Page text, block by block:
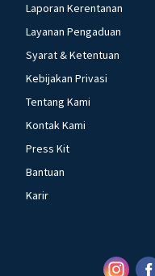
Laporan Kerentanan
Layanan Pengaduan
Syarat & Ketentuan
Kebijakan Privasi
Tentang Kami
Kontak Kami
Press Kit
Bantuan
Karir